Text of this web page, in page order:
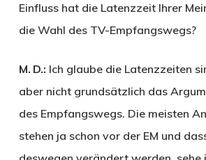
Einfluss hat die Latenzzeit Ihrer
die Wahl des TV-Empfangswegs?
M. D.: Ich glaube die Latenzzeiten
aber nicht grundsätzlich das
des Empfangswegs. Die meisten
stehen ja schon vor der EM und